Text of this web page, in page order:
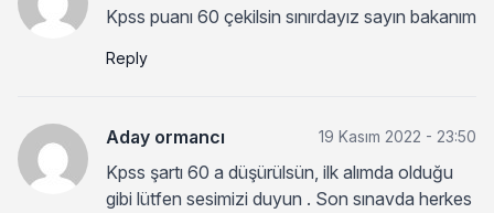
Kpss puanı 60 çekilsin sınırdayız sayın bakanım
Reply
Aday ormancı 19 Kasım 2022 - 23:50
Kpss şartı 60 a düşürülsün, ilk alımda olduğu
gibi lütfen sesimizi duyun . Son sınavda herkes